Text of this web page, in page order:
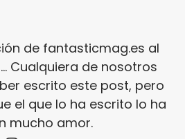
de fantasticmag.es al
Cualquiera de nosotros
escrito este post, pero
el que lo ha escrito lo ha
mucho amor.